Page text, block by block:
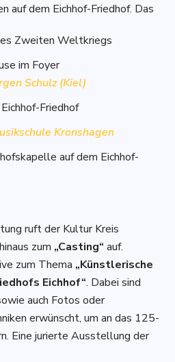
auf dem Eichhof-Friedhof. Das
Zweiten Weltkriegs
im Foyer
Schulz (Kiel)
Friedhof
Kronshagen
auf dem Eichhof-
ruft der Kultur Kreis
zum „Casting“ auf.
zum Thema „Künstlerische
Eichhof“. Dabei sind
auch Fotos oder
erwünscht, um an das 125-
Eine jurierte Ausstellung der